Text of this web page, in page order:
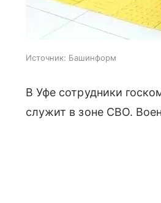
Источник: Башинформ
В Уфе сотрудники
служит в зоне СВО.